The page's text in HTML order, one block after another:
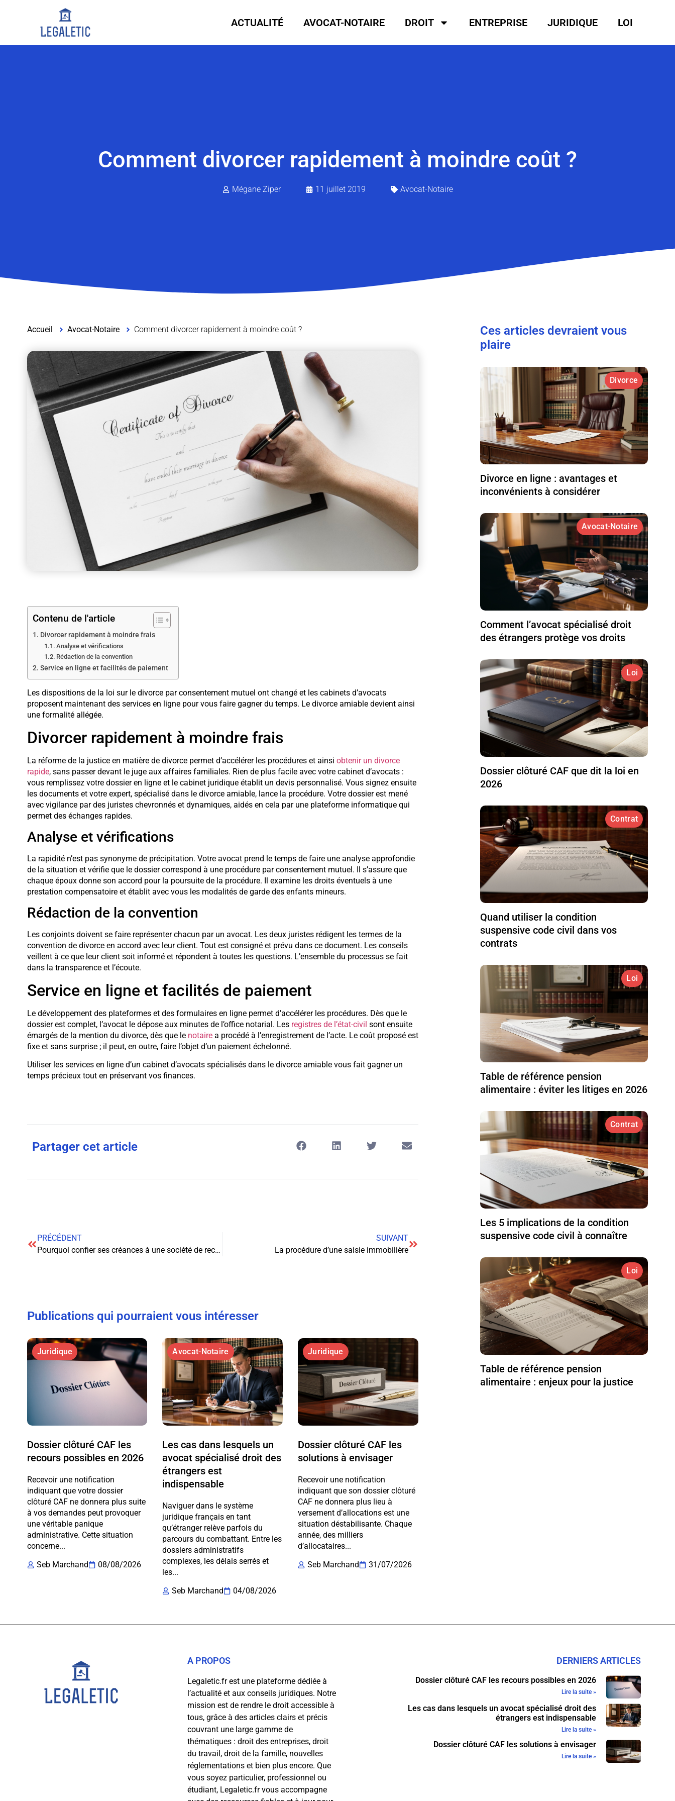
ACTUALITÉ AVOCAT-NOTAIRE DROIT ENTREPRISE JURIDIQUE LOI
Comment divorcer rapidement à moindre coût ?
Mégane Ziper 11 juillet 2019 Avocat-Notaire
Accueil Avocat-Notaire Comment divorcer rapidement à moindre coût ?
Contenu de l'article
Divorcer rapidement à moindre frais
Analyse et vérifications
Rédaction de la convention
Service en ligne et facilités de paiement
Les dispositions de la loi sur le divorce par consentement mutuel ont changé et les cabinets d’avocats
proposent maintenant des services en ligne pour vous faire gagner du temps. Le divorce amiable devient ainsi
une formalité allégée.
Divorcer rapidement à moindre frais
La réforme de la justice en matière de divorce permet d’accélérer les procédures et ainsi obtenir un divorce
rapide, sans passer devant le juge aux affaires familiales. Rien de plus facile avec votre cabinet d’avocats :
vous remplissez votre dossier en ligne et le cabinet juridique établit un devis personnalisé. Vous signez ensuite
les documents et votre expert, spécialisé dans le divorce amiable, lance la procédure. Votre dossier est mené
avec vigilance par des juristes chevronnés et dynamiques, aidés en cela par une plateforme informatique qui
permet des échanges rapides.
Analyse et vérifications
La rapidité n’est pas synonyme de précipitation. Votre avocat prend le temps de faire une analyse approfondie
de la situation et vérifie que le dossier correspond à une procédure par consentement mutuel. Il s’assure que
chaque époux donne son accord pour la poursuite de la procédure. Il examine les droits éventuels à une
prestation compensatoire et établit avec vous les modalités de garde des enfants mineurs.
Rédaction de la convention
Les conjoints doivent se faire représenter chacun par un avocat. Les deux juristes rédigent les termes de la
convention de divorce en accord avec leur client. Tout est consigné et prévu dans ce document. Les conseils
veillent à ce que leur client soit informé et répondent à toutes les questions. L’ensemble du processus se fait
dans la transparence et l’écoute.
Service en ligne et facilités de paiement
Le développement des plateformes et des formulaires en ligne permet d’accélérer les procédures. Dès que le
dossier est complet, l’avocat le dépose aux minutes de l’office notarial. Les registres de l’état-civil sont ensuite
émargés de la mention du divorce, dès que le notairea procédé à l’enregistrement de l’acte. Le coût proposé est
fixe et sans surprise ; il peut, en outre, faire l’objet d’un paiement échelonné.
Utiliser les services en ligne d’un cabinet d’avocats spécialisés dans le divorce amiable vous fait gagner un
temps précieux tout en préservant vos finances.
Partager cet article
PRÉCÉDENT
Pourquoi confier ses créances à une société de recouvrement ?
SUIVANT
La procédure d’une saisie immobilière
Publications qui pourraient vous intéresser
Juridique
Dossier clôturé CAF les
recours possibles en 2026
Recevoir une notification
indiquant que votre dossier
clôturé CAF ne donnera plus suite
à vos demandes peut provoquer
une véritable panique
administrative. Cette situation
concerne...
Seb Marchand
08/08/2026
Avocat-Notaire
Les cas dans lesquels un
avocat spécialisé droit des
étrangers est
indispensable
Naviguer dans le système
juridique français en tant
qu’étranger relève parfois du
parcours du combattant. Entre les
dossiers administratifs
complexes, les délais serrés et
les...
Seb Marchand
04/08/2026
Juridique
Dossier clôturé CAF les
solutions à envisager
Recevoir une notification
indiquant que son dossier clôturé
CAF ne donnera plus lieu à
versement d’allocations est une
situation déstabilisante. Chaque
année, des milliers
d’allocataires...
Seb Marchand
31/07/2026
Ces articles devraient vous
plaire
Divorce
Divorce en ligne : avantages et
inconvénients à considérer
Avocat-Notaire
Comment l’avocat spécialisé droit
des étrangers protège vos droits
Loi
Dossier clôturé CAF que dit la loi en
2026
Contrat
Quand utiliser la condition
suspensive code civil dans vos
contrats
Loi
Table de référence pension
alimentaire : éviter les litiges en 2026
Contrat
Les 5 implications de la condition
suspensive code civil à connaître
Loi
Table de référence pension
alimentaire : enjeux pour la justice
A PROPOS
Legaletic.fr est une plateforme dédiée à
l’actualité et aux conseils juridiques. Notre
mission est de rendre le droit accessible à
tous, grâce à des articles clairs et précis
couvrant une large gamme de
thématiques : droit des entreprises, droit
du travail, droit de la famille, nouvelles
réglementations et bien plus encore. Que
vous soyez particulier, professionnel ou
étudiant, Legaletic.fr vous accompagne
DERNIERS ARTICLES
Dossier clôturé CAF les recours possibles en 2026
Lire la suite »
Les cas dans lesquels un avocat spécialisé droit des
étrangers est indispensable
Lire la suite »
Dossier clôturé CAF les solutions à envisager
Lire la suite »